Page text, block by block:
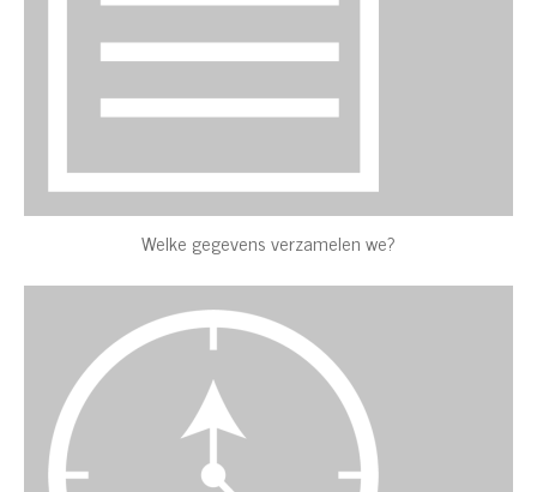
Welke gegevens verzamelen we?